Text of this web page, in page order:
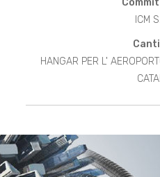
ICM
HANGAR PER L'